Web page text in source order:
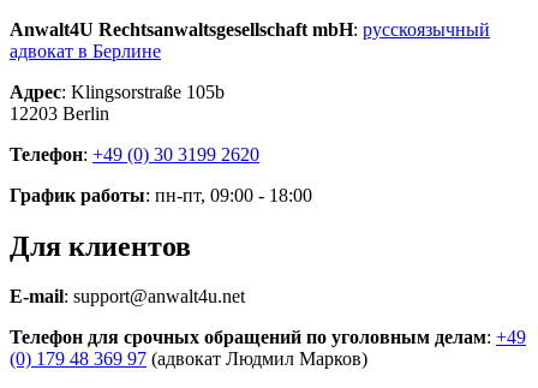
Anwalt4U Rechtsanwaltsgesellschaft mbH: русскоязычный
адвокат в Берлине
Адрес: Klingsorstraße 105b
12203 Berlin
Телефон: +49 (0) 30 3199 2620
График работы: пн-пт, 09:00 - 18:00
Для клиентов
E-mail: support@anwalt4u.net
Телефон для срочных обращений по уголовным делам: +49
(0) 179 48 369 97 (адвокат Людмил Марков)